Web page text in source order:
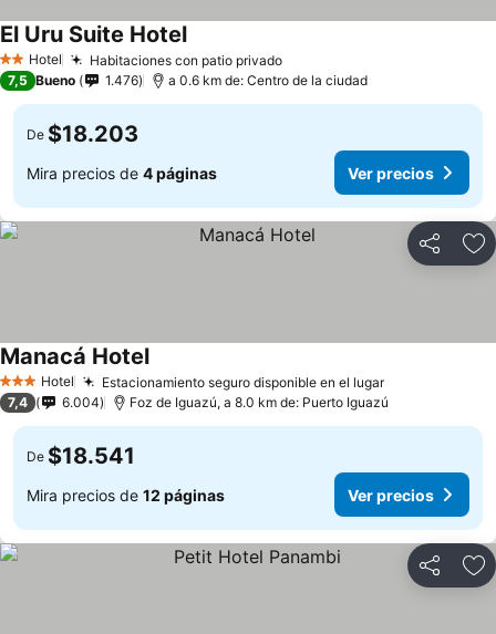
2 Estrellas
Hotel Habitaciones con patio privado
El Uru Suite Hotel
7,5 Bueno 1.476 a 0.6 km de: Centro de la ciudad
De $18.203
Mira precios de 4 páginas Ver precios
Compartir
3 Estrellas
Hotel Estacionamiento seguro disponible en el lugar
Manacá Hotel
7,4 6.004 Foz de Iguazú, a 8.0 km de: Puerto Iguazú
De $18.541
Mira precios de 12 páginas Ver precios
Compartir